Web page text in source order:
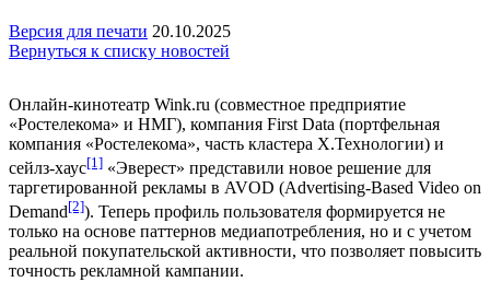
Версия для печати 20.10.2025
Вернуться к списку новостей
Онлайн-кинотеатр Wink.ru (совместное предприятие
«Ростелекома» и НМГ), компания First Data (портфельная
компания «Ростелекома», часть кластера Х.Технологии) и
сейлз-хаус[1] «Эверест» представили новое решение для
таргетированной рекламы в AVOD (Advertising-Based Video on
Demand[2]). Теперь профиль пользователя формируется не
только на основе паттернов медиапотребления, но и с учетом
реальной покупательской активности, что позволяет повысить
точность рекламной кампании.